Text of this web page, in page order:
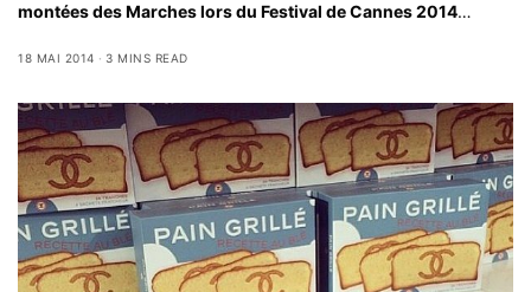
montées des Marches lors duFestival de Cannes2014…
18 MAI 2014 3 MINS READ